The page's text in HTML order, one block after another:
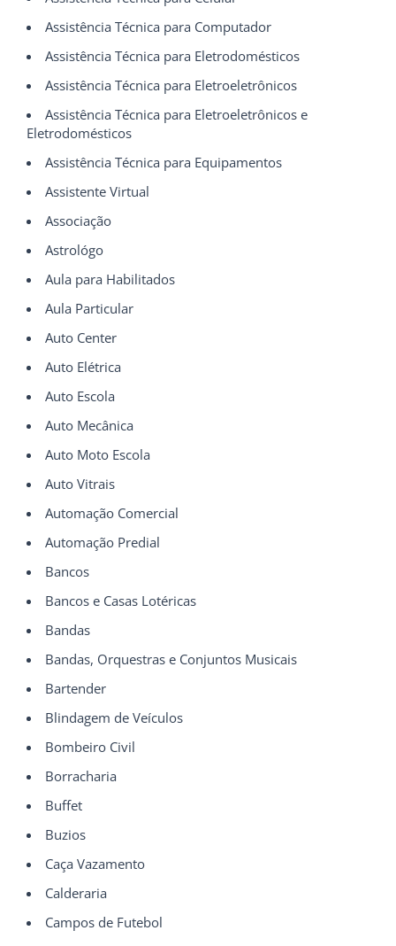
Assistência Técnica para Computador
Assistência Técnica para Eletrodomésticos
Assistência Técnica para Eletroeletrônicos
Assistência Técnica para Eletroeletrônicos e
Eletrodomésticos
Assistência Técnica para Equipamentos
Assistente Virtual
Associação
Astrológo
Aula para Habilitados
Aula Particular
Auto Center
Auto Elétrica
Auto Escola
Auto Mecânica
Auto Moto Escola
Auto Vitrais
Automação Comercial
Automação Predial
Bancos
Bancos e Casas Lotéricas
Bandas
Bandas, Orquestras e Conjuntos Musicais
Bartender
Blindagem de Veículos
Bombeiro Civil
Borracharia
Buffet
Buzios
Caça Vazamento
Calderaria
Campos de Futebol